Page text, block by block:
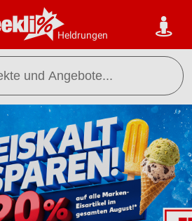
Heldrungen